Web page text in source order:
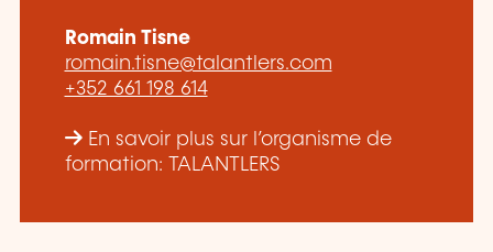
Romain Tisne
romain.tisne@talantlers.com
+352 661 198 614
En savoir plus sur l’organisme de
formation: TALANTLERS